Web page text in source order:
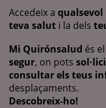
Accedeix a qualsevol
teva salut i la dels
Mi Quirónsalud és
segur, on pots
consultar els teus
desplaçaments.
Descobreix-ho!